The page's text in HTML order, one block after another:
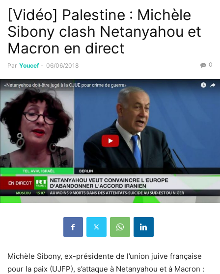
[Vidéo] Palestine : Michèle
Sibony clash Netanyahou et
Macron en direct
Par Youcef - 06/06/2018 0
Michèle Sibony, ex-présidente de l’union juive française
pour la paix (UJFP), s’attaque à Netanyahou et à Macron :